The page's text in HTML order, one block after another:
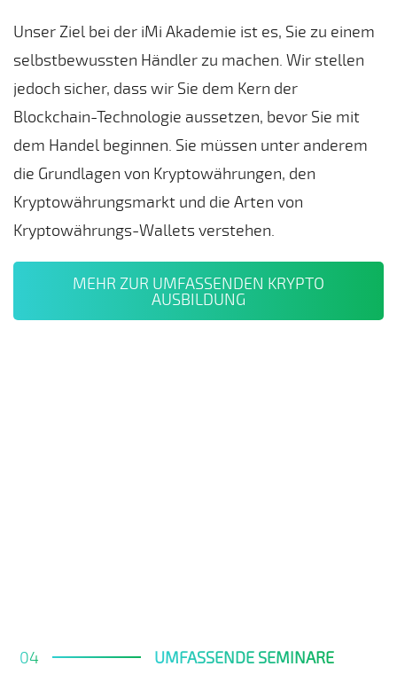
Unser Ziel bei der iMi Akademie ist es, Sie zu einem
selbstbewussten Händler zu machen. Wir stellen
jedoch sicher, dass wir Sie dem Kern der
Blockchain-Technologie aussetzen, bevor Sie mit
dem Handel beginnen. Sie müssen unter anderem
die Grundlagen von Kryptowährungen, den
Kryptowährungsmarkt und die Arten von
Kryptowährungs-Wallets verstehen.
MEHR ZUR UMFASSENDEN KRYPTO
AUSBILDUNG
04 UMFASSENDE SEMINARE